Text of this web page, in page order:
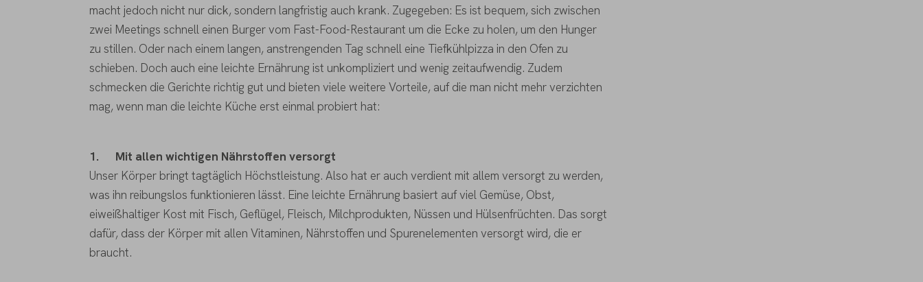
macht jedoch nicht nur dick, sondern langfristig auch krank. Zugegeben: Es ist bequem, sich zwischen
zwei Meetings schnell einen Burger vom Fast-Food-Restaurant um die Ecke zu holen, um den Hunger
zu stillen. Oder nach einem langen, anstrengenden Tag schnell eine Tiefkühlpizza in den Ofen zu
schieben. Doch auch eine leichte Ernährung ist unkompliziert und wenig zeitaufwendig. Zudem
schmecken die Gerichte richtig gut und bieten viele weitere Vorteile, auf die man nicht mehr verzichten
mag, wenn man die leichte Küche erst einmal probiert hat:
1.
Mit allen wichtigen Nährstoffen versorgt
Unser Körper bringt tagtäglich Höchstleistung. Also hat er auch verdient mit allem versorgt zu werden,
was ihn reibungslos funktionieren lässt. Eine leichte Ernährung basiert auf viel Gemüse, Obst,
eiweißhaltiger Kost mit Fisch, Geflügel, Fleisch, Milchprodukten, Nüssen und Hülsenfrüchten. Das sorgt
dafür, dass der Körper mit allen Vitaminen, Nährstoffen und Spurenelementen versorgt wird, die er
braucht.